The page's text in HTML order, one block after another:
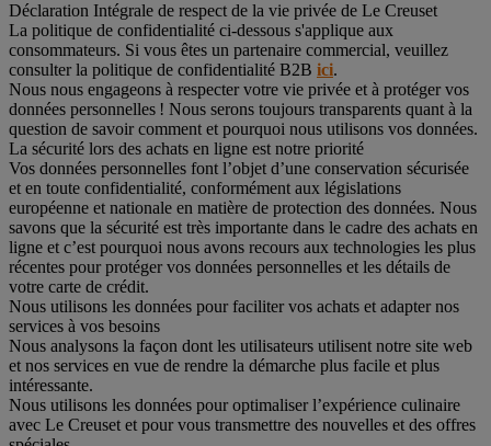
Déclaration Intégrale de respect de la vie privée de Le Creuset
La politique de confidentialité ci-dessous s'applique aux
consommateurs. Si vous êtes un partenaire commercial, veuillez
consulter la politique de confidentialité B2B ici.
Nous nous engageons à respecter votre vie privée et à protéger vos
données personnelles ! Nous serons toujours transparents quant à la
question de savoir comment et pourquoi nous utilisons vos données.
La sécurité lors des achats en ligne est notre priorité
Vos données personnelles font l’objet d’une conservation sécurisée
et en toute confidentialité, conformément aux législations
européenne et nationale en matière de protection des données. Nous
savons que la sécurité est très importante dans le cadre des achats en
ligne et c’est pourquoi nous avons recours aux technologies les plus
récentes pour protéger vos données personnelles et les détails de
votre carte de crédit.
Nous utilisons les données pour faciliter vos achats et adapter nos
services à vos besoins
Nous analysons la façon dont les utilisateurs utilisent notre site web
et nos services en vue de rendre la démarche plus facile et plus
intéressante.
Nous utilisons les données pour optimaliser l’expérience culinaire
avec Le Creuset et pour vous transmettre des nouvelles et des offres